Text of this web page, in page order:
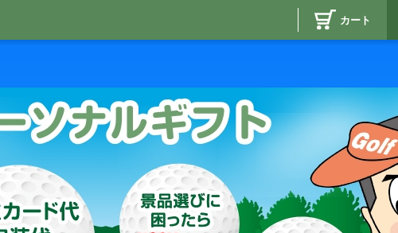
カート